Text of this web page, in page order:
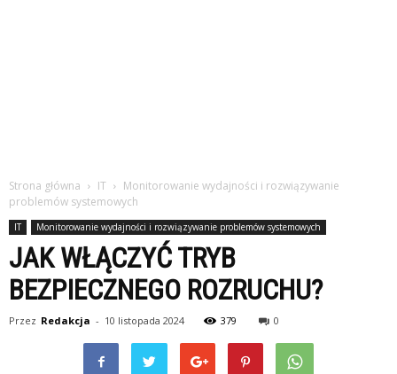
Strona główna IT
Monitorowanie wydajności i rozwiązywanie
problemów systemowych
IT Monitorowanie wydajności i rozwiązywanie problemów systemowych
JAK WŁĄCZYĆ TRYB
BEZPIECZNEGO ROZRUCHU?
Przez Redakcja - 10 listopada 2024 379 0